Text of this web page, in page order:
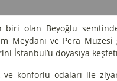
olan Beyoğlu semtinde
Meydanı ve Pera
İstanbul’u doyasıya
konforlu odaları ile